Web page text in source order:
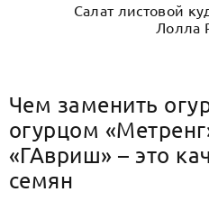
Салат листовой
Лолла
Чем заменить
огурцом
«ГАвриш» – это
семян